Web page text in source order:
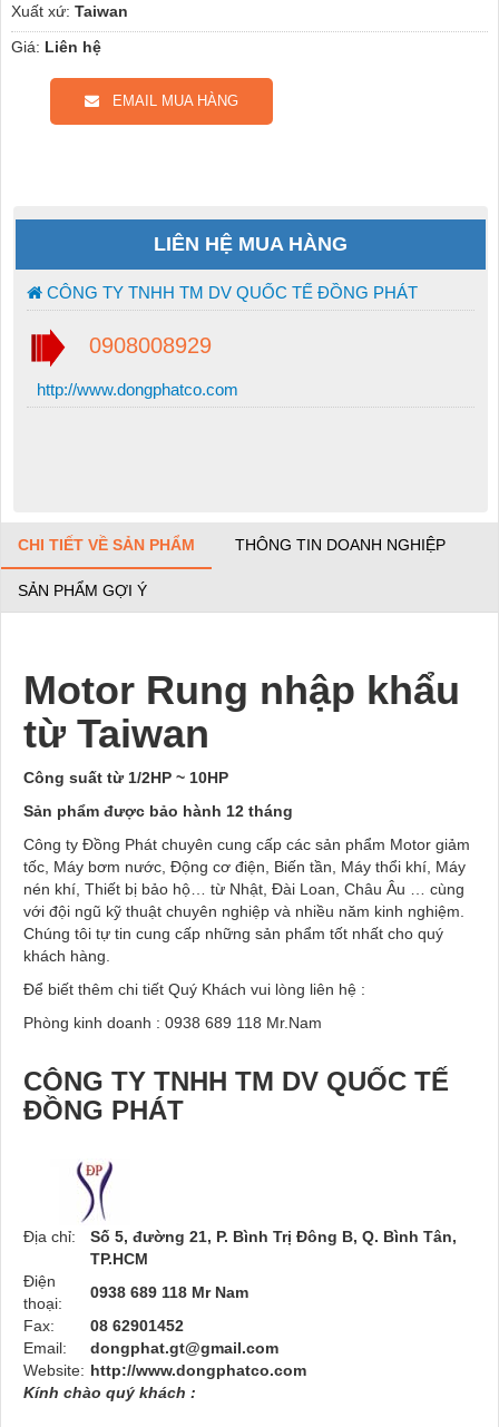
Xuất xứ: Taiwan
Giá: Liên hệ
EMAIL MUA HÀNG
LIÊN HỆ MUA HÀNG
CÔNG TY TNHH TM DV QUỐC TẾ ĐỒNG PHÁT
0908008929
http://www.dongphatco.com
CHI TIẾT VỀ SẢN PHẨM THÔNG TIN DOANH NGHIỆP
SẢN PHẨM GỢI Ý
Motor Rung nhập khẩu
từ Taiwan
Công suất từ 1/2HP ~ 10HP
Sản phẩm được bảo hành 12 tháng
Công ty Đồng Phát chuyên cung cấp các sản phẩm Motor giảm
tốc, Máy bơm nước, Động cơ điện, Biến tần, Máy thổi khí, Máy
nén khí, Thiết bị bảo hộ… từ Nhật, Đài Loan, Châu Âu … cùng
với đội ngũ kỹ thuật chuyên nghiệp và nhiều năm kinh nghiệm.
Chúng tôi tự tin cung cấp những sản phẩm tốt nhất cho quý
khách hàng.
Để biết thêm chi tiết Quý Khách vui lòng liên hệ :
Phòng kinh doanh : 0938 689 118 Mr.Nam
CÔNG TY TNHH TM DV QUỐC TẾ
ĐỒNG PHÁT
Địa chỉ:
Số 5, đường 21, P. Bình Trị Đông B, Q. Bình Tân,
TP.HCM
Điện
thoại:
0938 689 118 Mr Nam
Fax:
08 62901452
Email:
dongphat.gt@gmail.com
Website: http://www.dongphatco.com
Kính chào quý khách :